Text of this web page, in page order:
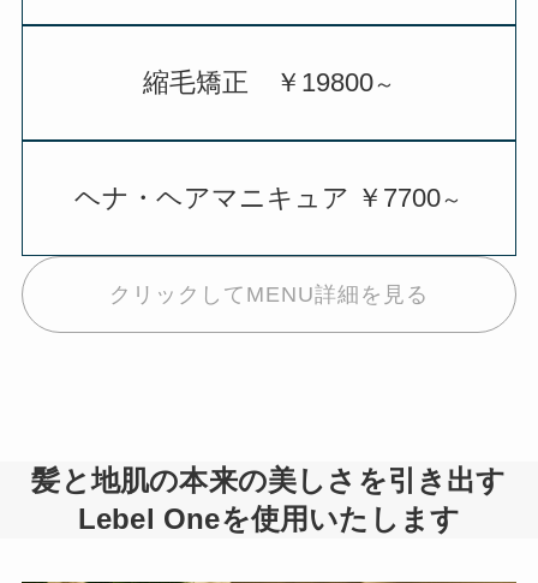
縮毛矯正 ￥19800～
ヘナ・ヘアマニキュア ￥7700～
クリックしてMENU詳細を見る
髪と地肌の本来の美しさを引き出す
Lebel Oneを使用いたします